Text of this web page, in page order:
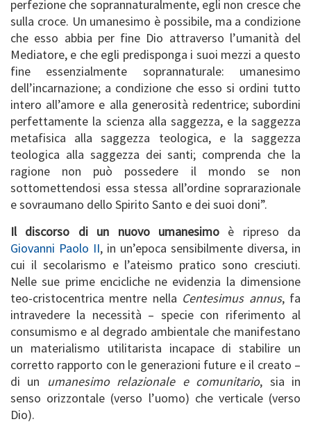
perfezione che soprannaturalmente, egli non cresce che
sulla croce. Un umanesimo è possibile, ma a condizione
che esso abbia per fine Dio attraverso l’umanità del
Mediatore, e che egli predisponga i suoi mezzi a questo
fine essenzialmente soprannaturale: umanesimo
dell’incarnazione; a condizione che esso si ordini tutto
intero all’amore e alla generosità redentrice; subordini
perfettamente la scienza alla saggezza, e la saggezza
metafisica alla saggezza teologica, e la saggezza
teologica alla saggezza dei santi; comprenda che la
ragione non può possedere il mondo se non
sottomettendosi essa stessa all’ordine soprarazionale
e sovraumano dello Spirito Santo e dei suoi doni”.
Il discorso di un nuovo umanesimoè ripreso da
Giovanni Paolo II, in un’epoca sensibilmente diversa, in
cui il secolarismo e l’ateismo pratico sono cresciuti.
Nelle sue prime encicliche ne evidenzia la dimensione
teo-cristocentrica mentre nella Centesimus annus, fa
intravedere la necessità – specie con riferimento al
consumismo e al degrado ambientale che manifestano
un materialismo utilitarista incapace di stabilire un
corretto rapporto con le generazioni future e il creato –
di un umanesimo relazionale e comunitario, sia in
senso orizzontale (verso l’uomo) che verticale (verso
Dio).